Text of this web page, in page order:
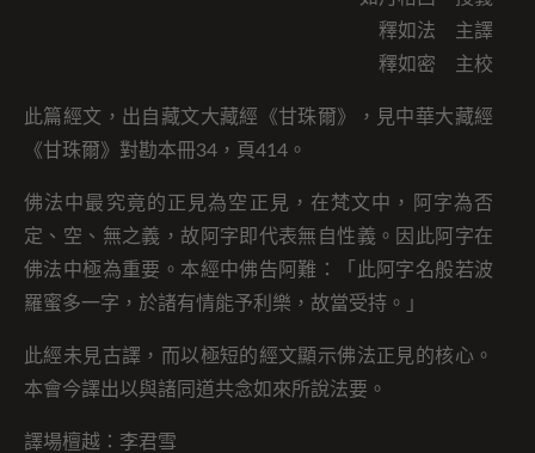
釋如法 主譯
釋如密 主校
此篇經文，出自藏文大藏經《甘珠爾》，見中華大藏經
《甘珠爾》對勘本冊34，頁414。
佛法中最究竟的正見為空正見，在梵文中，阿字為否
定、空、無之義，故阿字即代表無自性義。因此阿字在
佛法中極為重要。 本經中佛告阿難：「此阿字名般若波
羅蜜多一字，於諸有情能予利樂，故當受持。」
此經未見古譯，而以極短的經文顯示佛法正見的核心。
本會今譯出以與諸同道共念如來所說法要。
譯場檀越：李君雪